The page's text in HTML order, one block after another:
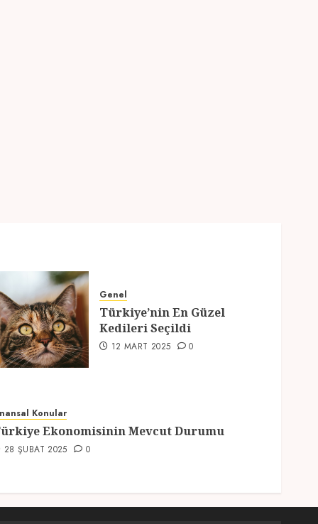
Genel
Türkiye’nin En Güzel
Kedileri Seçildi
12 MART 2025 0
Konular
Ekonomisinin Mevcut Durumu
28 ŞUBAT 2025 0